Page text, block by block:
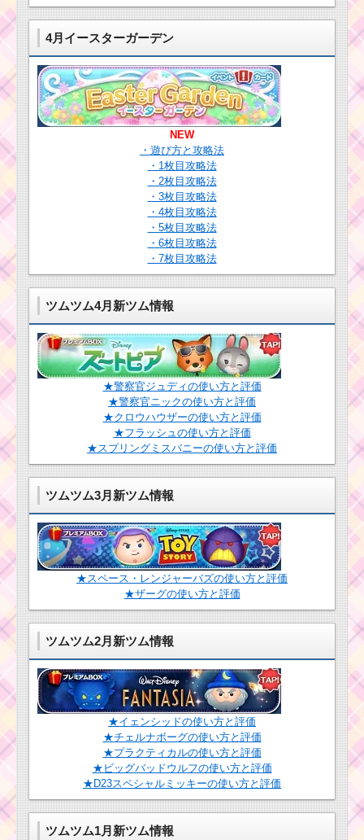
4月イースターガーデン
NEW
・遊び方と攻略法
・1枚目攻略法
・2枚目攻略法
・3枚目攻略法
・4枚目攻略法
・5枚目攻略法
・6枚目攻略法
・7枚目攻略法
ツムツム4月新ツム情報
★警察官ジュディの使い方と評価
★警察官ニックの使い方と評価
★クロウハウザーの使い方と評価
★フラッシュの使い方と評価
★スプリングミスバニーの使い方と評価
ツムツム3月新ツム情報
★スペース・レンジャーバズの使い方と評価
★ザーグの使い方と評価
ツムツム2月新ツム情報
★イェンシッドの使い方と評価
★チェルナボーグの使い方と評価
★プラクティカルの使い方と評価
★ビッグバッドウルフの使い方と評価
★D23スペシャルミッキーの使い方と評価
ツムツム1月新ツム情報